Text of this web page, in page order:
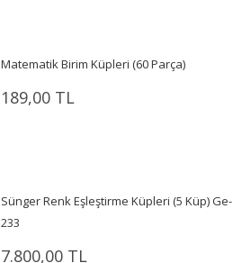
Matematik Birim Küpleri (60 Parça)
189,00 TL
Sünger Renk Eşleştirme Küpleri (5 Küp) Ge-
233
7.800,00 TL